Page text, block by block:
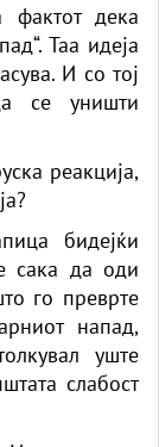
фактот дека
Таа идеја
И со тој
се уништи
реакција,
бидејќи
сака да оди
го преврте
напад,
уште
слабост